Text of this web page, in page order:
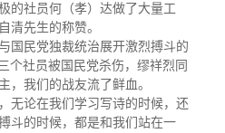
的社员何（孝）达做了大量工
清先生的称赞。
国民党独裁统治展开激烈搏斗的
个社员被国民党杀伤，缪祥烈同
，我们的战友流了鲜血。
无论在我们学习写诗的时候，还
斗的时候，都是和我们站在一